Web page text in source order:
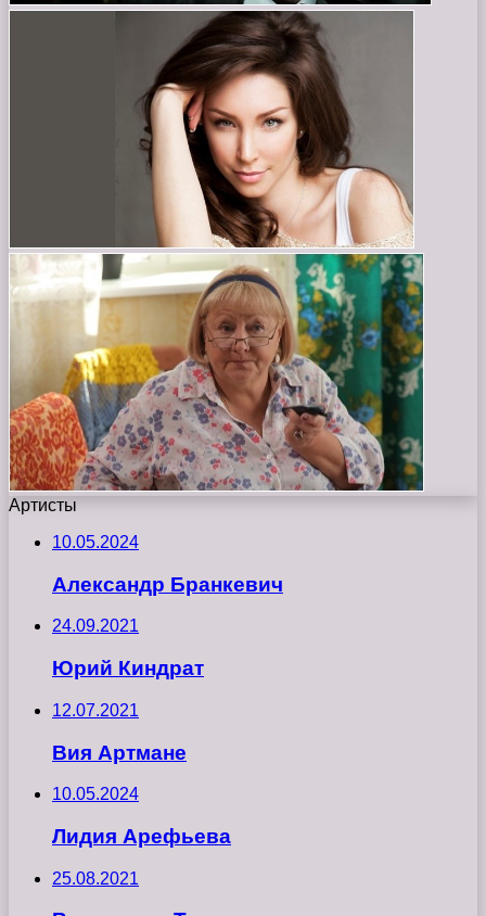
Артисты
10.05.2024
Александр Бранкевич
24.09.2021
Юрий Киндрат
12.07.2021
Вия Артмане
10.05.2024
Лидия Арефьева
25.08.2021